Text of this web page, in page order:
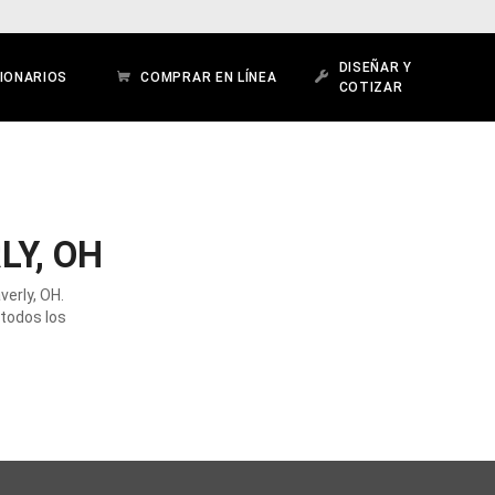
COMPRAR EN LÍNEA
DISEÑAR Y
COTIZAR
OH
OH.
los